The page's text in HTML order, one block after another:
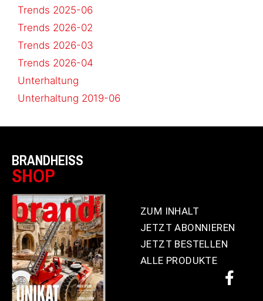
Trends 2025-06
Trends 2026-02
Trends 2026-03
Trends 2026-04
Unterhaltung
Unterhaltung 2019-06
BRANDHEISS
SHOP
ZUM INHALT
JETZT ABONNIEREN
JETZT BESTELLEN
ALLE PRODUKTE